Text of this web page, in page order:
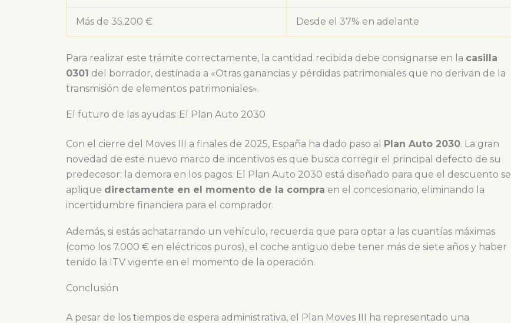
Más de 35.200 € Desde el 37% en adelante
Para realizar este trámite correctamente, la cantidad recibida debe consignarse en la casilla
0301 del borrador, destinada a «Otras ganancias y pérdidas patrimoniales que no derivan de la
transmisión de elementos patrimoniales».
El futuro de las ayudas: El Plan Auto 2030
Con el cierre del Moves III a finales de 2025, España ha dado paso al Plan Auto 2030. La gran
novedad de este nuevo marco de incentivos es que busca corregir el principal defecto de su
predecesor: la demora en los pagos. El Plan Auto 2030 está diseñado para que el descuento se
aplique directamente en el momento de la compra en el concesionario, eliminando la
incertidumbre financiera para el comprador.
Además, si estás achatarrando un vehículo, recuerda que para optar a las cuantías máximas
(como los 7.000 € en eléctricos puros), el coche antiguo debe tener más de siete años y haber
tenido la ITV vigente en el momento de la operación.
Conclusión
A pesar de los tiempos de espera administrativa, el Plan Moves III ha representado una